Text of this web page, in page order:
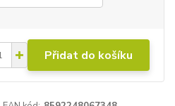
Přidat do košíku